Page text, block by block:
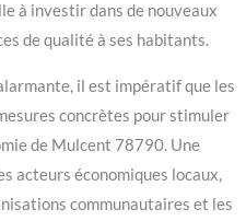
à investir dans de nouveaux
de qualité à ses habitants.
il est impératif que les
concrètes pour stimuler
de Mulcent 78790. Une
acteurs économiques locaux,
communautaires et les